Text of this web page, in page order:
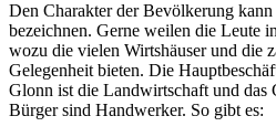
Den Charakter der Bevölkerung
bezeichnen. Gerne weilen die Leute
wozu die vielen Wirtshäuser und die
Gelegenheit bieten. Die
Glonn ist die Landwirtschaft und das
Bürger sind Handwerker. So gibt es: